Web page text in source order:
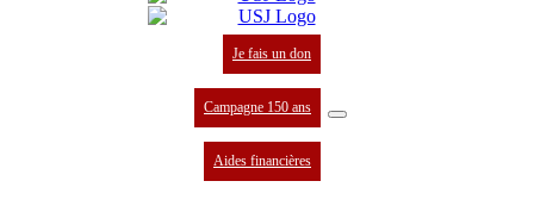
Je fais un don
Campagne 150 ans
Aides financières